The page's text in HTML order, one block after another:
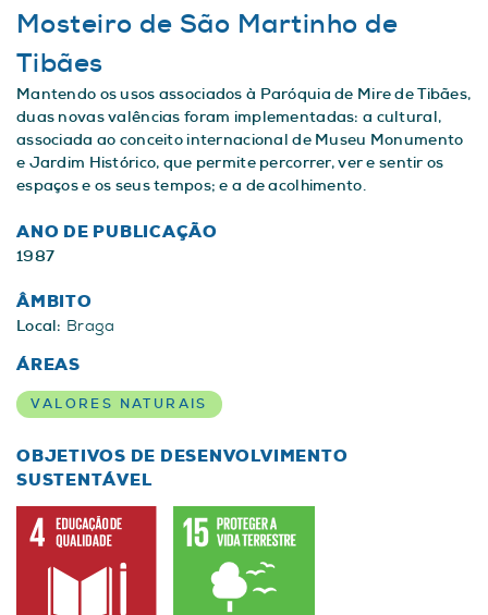
Mosteiro de São Martinho de
Tibães
Mantendo os usos associados à Paróquia de Mire de Tibães,
duas novas valências foram implementadas: a cultural,
associada ao conceito internacional de Museu Monumento
e Jardim Histórico, que permite percorrer, ver e sentir os
espaços e os seus tempos; e a de acolhimento.
ANO DE PUBLICAÇÃO
1987
ÂMBITO
Local: Braga
ÁREAS
VALORES NATURAIS
OBJETIVOS DE DESENVOLVIMENTO
SUSTENTÁVEL